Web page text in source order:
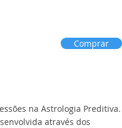
Comprar
na Astrologia Preditiva.
através dos